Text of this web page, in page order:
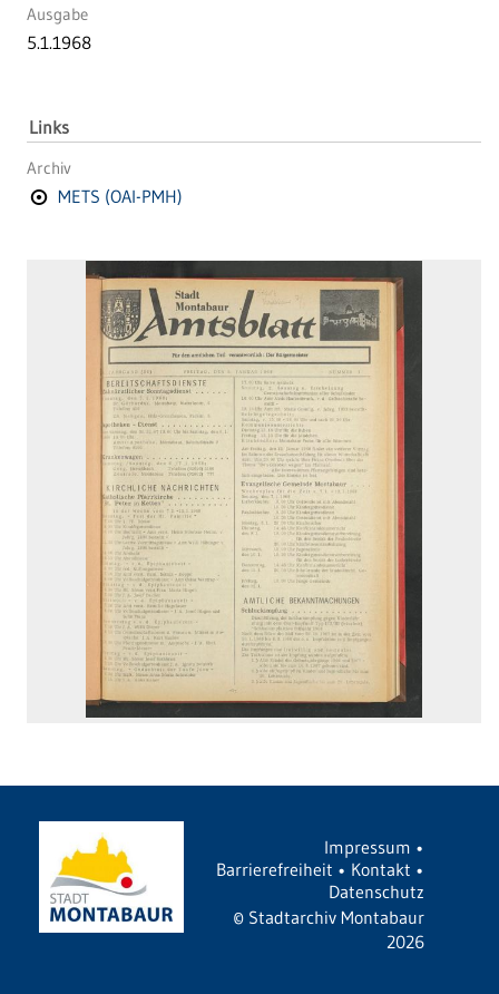
Ausgabe
5.1.1968
Links
Archiv
METS (OAI-PMH)
Impressum •
Barrierefreiheit • Kontakt •
Datenschutz
© Stadtarchiv Montabaur
2026